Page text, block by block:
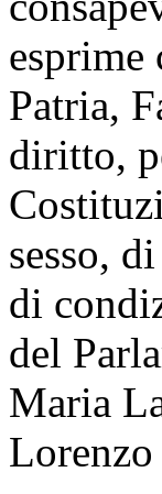
Patria,
diritto,
sesso,
di
del
Maria
Lorenzo